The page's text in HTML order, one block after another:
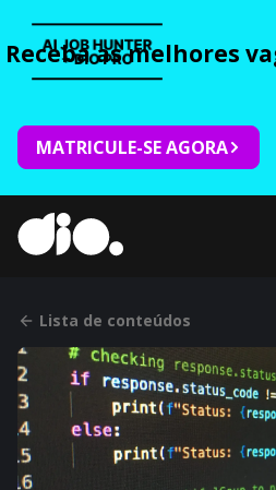
Receba as melhores
MATRICULE-SE AGORA
Lista de conteúdos